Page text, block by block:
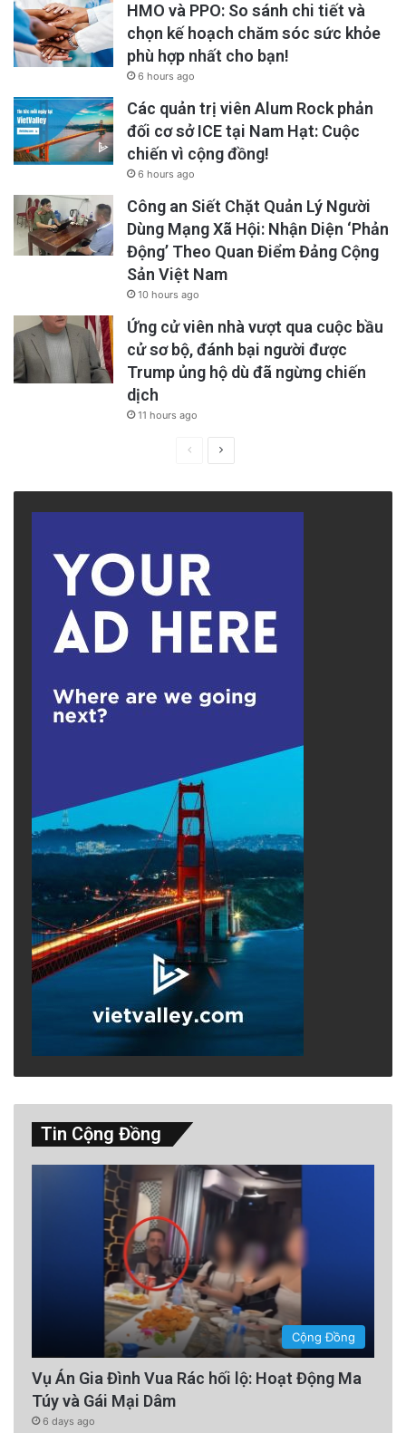
HMO và PPO: So sánh chi tiết và
chọn kế hoạch chăm sóc sức khỏe
phù hợp nhất cho bạn!
6 hours ago
Các quản trị viên Alum Rock phản
đối cơ sở ICE tại Nam Hạt: Cuộc
chiến vì cộng đồng!
6 hours ago
Công an Siết Chặt Quản Lý Người
Dùng Mạng Xã Hội: Nhận Diện ‘Phản
Động’ Theo Quan Điểm Đảng Cộng
Sản Việt Nam
10 hours ago
Ứng cử viên nhà vượt qua cuộc bầu
cử sơ bộ, đánh bại người được
Trump ủng hộ dù đã ngừng chiến
dịch
11 hours ago
PreviousNext
Tin Cộng Đồng
Cộng Đồng
Vụ Án Gia Đình Vua Rác hối lộ: Hoạt Động Ma
Túy và Gái Mại Dâm
6 days ago